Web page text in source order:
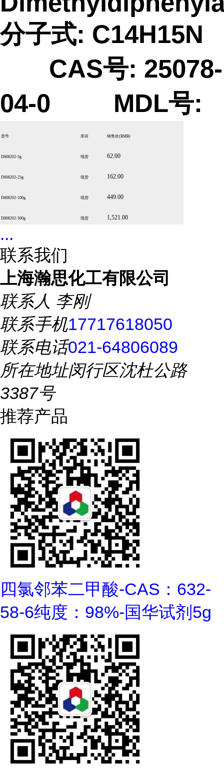
分子式: C14H15N
CAS号: 25078-
04-0 MDL号:
货号 库存 销售价(RMB)
D808202-5g 现货 62.00
D808202-25g 现货 162.00
D808202-100g 现货 449.00
D808202-500g 现货 1,521.00
...
联系我们
上海瀚思化工有限公司
联系人 李刚
联系手机17717618050
联系电话021-64806089
所在地址闵行区沈杜公路
3387号
推荐产品
四氯邻苯二甲酸-CAS：632-
58-6纯度：98%-国华试剂5g